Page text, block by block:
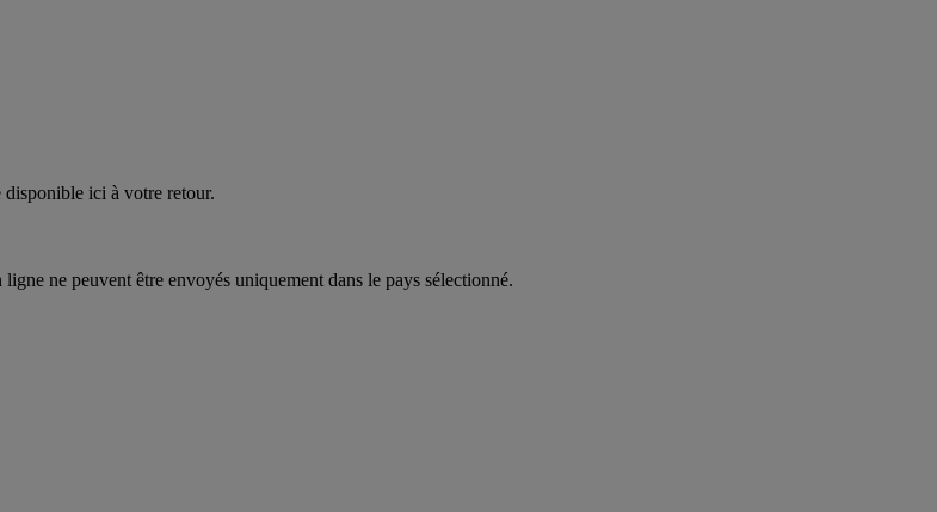
disponible ici à votre retour.
ne peuvent être envoyés uniquement dans le pays sélectionné.